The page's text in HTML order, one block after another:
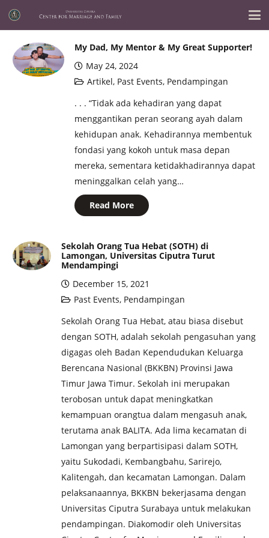
My Dad, My Mentor & My Great Supporter!
May 24, 2024
Artikel, Past Events, Pendampingan
. . . “Tidak ada kehadiran yang dapat
menggantikan peran seorang ayah dalam
kehidupan anak. Kehadirannya membentuk
fondasi yang kokoh untuk masa depan
mereka, sementara ketidakhadirannya dapat
meninggalkan celah yang…
Read More
Sekolah Orang Tua Hebat (SOTH) di
Lamongan, Universitas Ciputra Turut
Mendampingi
December 15, 2021
Past Events, Pendampingan
Sekolah Orang Tua Hebat, atau biasa disebut
dengan SOTH, adalah sekolah pengasuhan yang
digagas oleh Badan Kependudukan Keluarga
Berencana Nasional (BKKBN) Provinsi Jawa
Timur Jawa Timur. Sekolah ini merupakan
terobosan untuk dapat meningkatkan
kemampuan orangtua dalam mengasuh anak,
terutama anak BALITA. Ada lima kecamatan di
Lamongan yang berpartisipasi dalam SOTH,
yaitu Sukodadi, Kembangbahu, Sarirejo,
Kalitengah, dan kecamatan Lamongan. Dalam
pelaksanaannya, BKKBN bekerjasama dengan
Universitas Ciputra Surabaya untuk melakukan
pendampingan. Diakomodir oleh Universitas